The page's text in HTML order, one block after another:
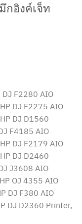
กอิงค์เจ็ท
DJ F2280 AIO
DJ F2275 AIO
DJ D1560
F4185 AIO
DJ F2179 AIO
DJ D2460
J3608 AIO
OJ 4355 AIO
DJ F380 AIO
DJ D2360 Printer,